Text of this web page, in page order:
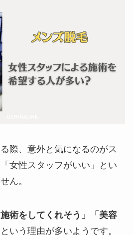
際、意外と気になるのがス
女性スタッフがいい」とい
ん。
術をしてくれそう」「美容
という理由が多いようです。